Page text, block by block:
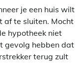
je een huis wilt
af te sluiten. Mocht
hypotheek niet
gevolg hebben dat
terug zult